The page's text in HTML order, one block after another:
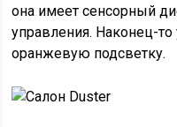
она имеет сенсорный
управления. Наконец-
оранжевую подсветку.